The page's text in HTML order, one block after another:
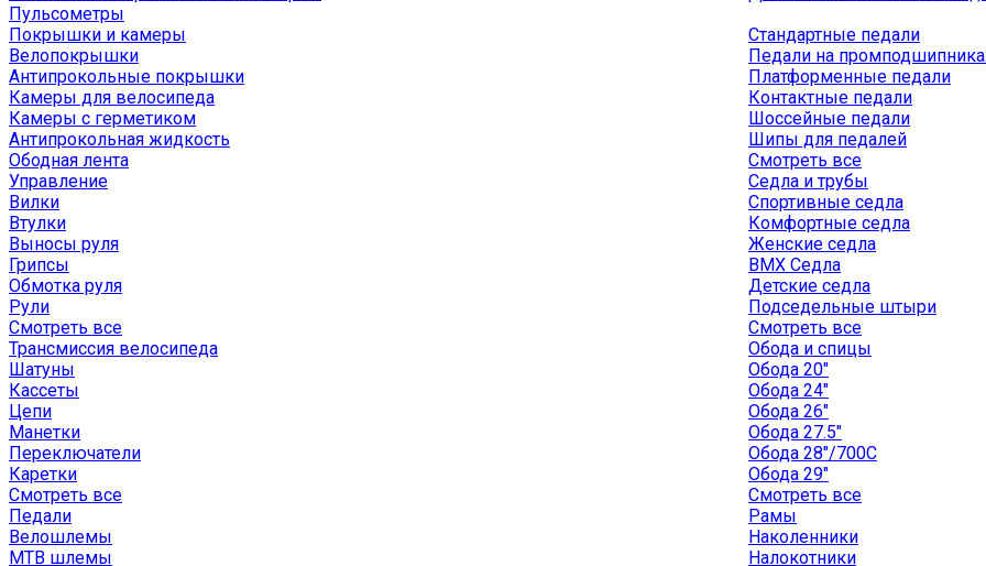
Пульсометры
Покрышки и камеры
Велопокрышки
Антипрокольные покрышки
Камеры для велосипеда
Камеры с герметиком
Антипрокольная жидкость
Ободная лента
Управление
Вилки
Втулки
Выносы руля
Грипсы
Обмотка руля
Рули
Смотреть все
Трансмиссия велосипеда
Шатуны
Кассеты
Цепи
Манетки
Переключатели
Каретки
Смотреть все
Педали
Стандартные педали
Педали на
Платформенные педали
Контактные педали
Шоссейные педали
Шипы для педалей
Смотреть все
Седла и трубы
Спортивные седла
Комфортные седла
Женские седла
BMX Седла
Детские седла
Подседельные штыри
Смотреть все
Обода и спицы
Обода 20"
Обода 24"
Обода 26"
Обода 27.5"
Обода 28"/700C
Обода 29"
Смотреть все
Рамы
Велошлемы
MTB шлемы
Наколенники
Налокотники